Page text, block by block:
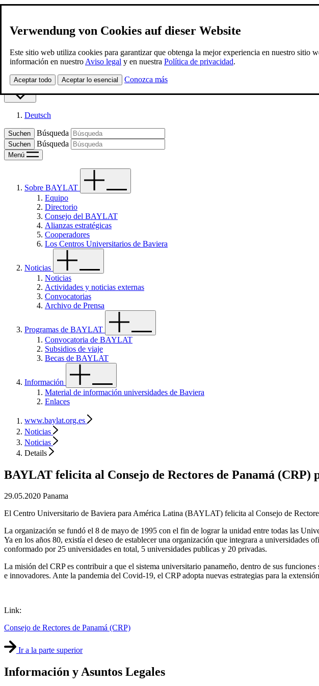
Verwendung von Cookies auf dieser Website
Este sitio web utiliza cookies para garantizar que obtenga la mejor experiencia en nuestro sitio
información en nuestro Aviso legal y en nuestra Política de privacidad.
Aceptar todo Aceptar lo esencial Conozca más
Contacto
Deutsch
Búsqueda
Búsqueda
Menú
Sobre BAYLAT
Equipo
Directorio
Consejo del BAYLAT
Alianzas estratégicas
Cooperadores
Los Centros Universitarios de Baviera
Noticias
Noticias
Actividades y noticias externas
Convocatorias
Archivo de Prensa
Programas de BAYLAT
Convocatoria de BAYLAT
Subsidios de viaje
Becas de BAYLAT
Información
Material de información universidades de Baviera
Enlaces
www.baylat.org.es
Noticias
Noticias
Details
BAYLAT felicita al Consejo de Rectores de Panamá (CRP)
29.05.2020 Panama
El Centro Universitario de Baviera para América Latina (BAYLAT) felicita al Consejo de
La organización se fundó el 8 de mayo de 1995 con el fin de lograr la unidad entre todas las
Ya en los años 80, existía el deseo de establecer una organización que integrara a
conformado por 25 universidades en total, 5 universidades publicas y 20 privadas.
La misión del CRP es contribuir a que el sistema universitario panameño, dentro de sus
e innovadores. Ante la pandemia del Covid-19, el CRP adopta nuevas estrategias para la
Link:
Consejo de Rectores de Panamá (CRP)
Ir a la parte superior
Información y Asuntos Legales